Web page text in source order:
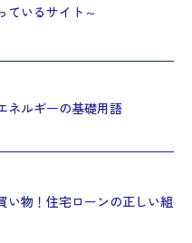
ているサイト～
ネルギーの基礎用語
い物！住宅ローンの正しい組